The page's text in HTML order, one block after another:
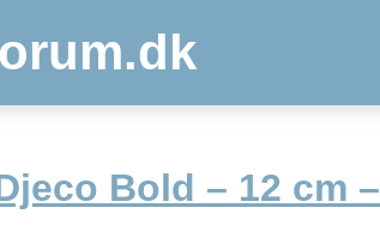
Bold – 12 cm –